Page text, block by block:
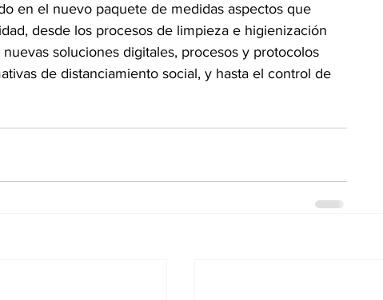
en el nuevo paquete de medidas aspectos que
desde los procesos de limpieza e higienización
soluciones digitales, procesos y protocolos
de distanciamiento social, y hasta el control de